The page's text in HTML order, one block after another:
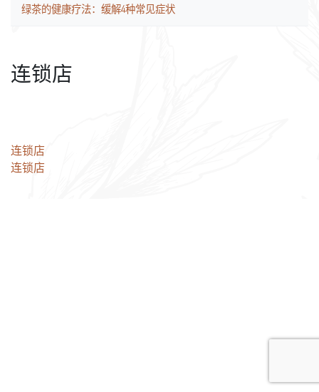
绿茶的健康疗法：缓解4种常见症状
连锁店
文
章
连锁店
连锁店